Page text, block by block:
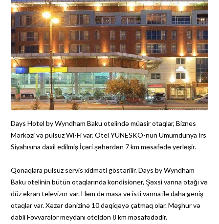
Days Hotel by Wyndham Baku otelində müasir otaqlar, Biznes
Mərkəzi və pulsuz Wi-Fi var. Otel YUNESKO-nun Ümumdünya İrs
Siyahısına daxil edilmiş İçəri şəhərdən 7 km məsafədə yerləşir.
Qonaqlara pulsuz servis xidməti göstərilir. Days by Wyndham
Baku otelinin bütün otaqlarında kondisioner, Şəxsi vanna otağı və
düz ekran televizor var. Həm də masa və isti vanna ilə daha geniş
otaqlar var. Xəzər dənizinə 10 dəqiqəyə çatmaq olar. Məşhur və
dəbli Fəvvarələr meydanı oteldən 8 km məsafədədir.